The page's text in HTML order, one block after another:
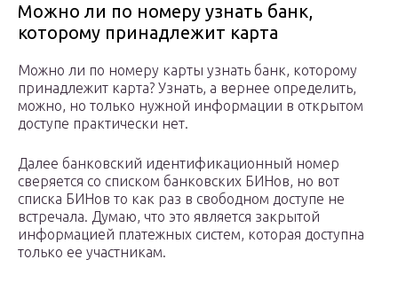
Можно ли по номеру узнать банк,
которому принадлежит карта
Можно ли по номеру карты узнать банк, которому
принадлежит карта? Узнать, а вернее определить,
можно, но только нужной информации в открытом
доступе практически нет.
Далее банковский идентификационный номер
сверяется со списком банковских БИНов, но вот
списка БИНов то как раз в свободном доступе не
встречала. Думаю, что это является закрытой
информацией платежных систем, которая доступна
только ее участникам.